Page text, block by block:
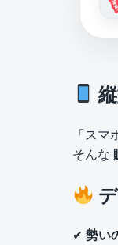
「ス
そんな
✔ 勢い